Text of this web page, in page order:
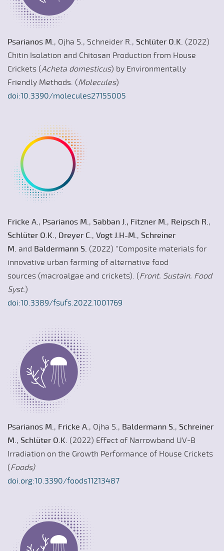
Psarianos M., Ojha S., Schneider R., Schlüter O.K. (2022)
Chitin Isolation and Chitosan Production from House
Crickets (Acheta domesticus) by Environmentally
Friendly Methods. (Molecules)
doi:10.3390/molecules27155005
Fricke A., Psarianos M., Sabban J., Fitzner M., Reipsch R.,
Schlüter O.K., Dreyer C., Vogt J.H-M., Schreiner
M. and Baldermann S. (2022) "Composite materials for
innovative urban farming of alternative food
sources (macroalgae and crickets). (Front. Sustain. Food
Syst.)
doi:10.3389/fsufs.2022.1001769
Psarianos M., Fricke A., Ojha S., Baldermann S., Schreiner
M., Schlüter O.K. (2022) Effect of Narrowband UV-B
Irradiation on the Growth Performance of House Crickets
(Foods)
doi.org:10.3390/foods11213487​​​​​​​